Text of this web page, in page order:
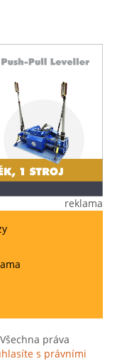
reklama
práva
s právními